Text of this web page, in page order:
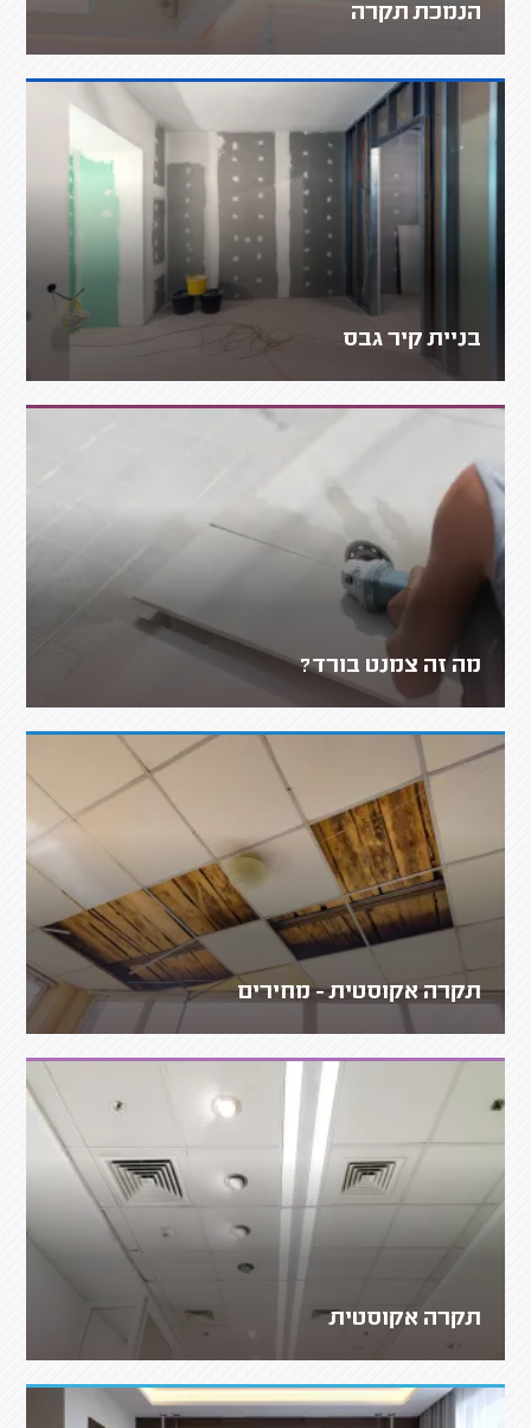
הנמכת תקרה
בניית קיר גבס
מה זה צמנט בורד?
תקרה אקוסטית - מחירים
תקרה אקוסטית